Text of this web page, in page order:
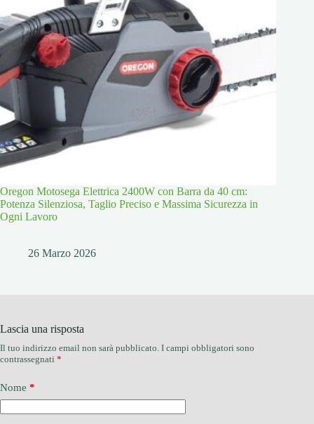
Oregon Motosega Elettrica 2400W con Barra da 40 cm:
Potenza Silenziosa, Taglio Preciso e Massima Sicurezza in
Ogni Lavoro
26 Marzo 2026
Lascia una risposta
Il tuo indirizzo email non sarà pubblicato. I campi obbligatori sono
contrassegnati *
Nome *